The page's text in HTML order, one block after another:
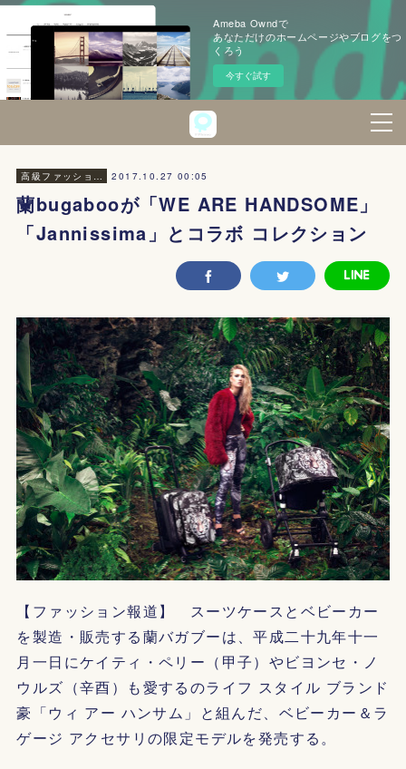
Ameba Owndで
あなただけのホームページやブログをつ
くろう
今すぐ試す
高級ファッション・美容 2017.10.27 00:05
蘭bugabooが「WE ARE HANDSOME」
「Jannissima」とコラボ コレクション
【ファッション報道】 スーツケースとベビーカー
を製造・販売する蘭バガブーは、平成二十九年十一
月一日にケイティ・ペリー（甲子）やビヨンセ・ノ
ウルズ（辛酉）も愛するのライフ スタイル ブランド
豪「ウィ アー ハンサム」と組んだ、ベビーカー＆ラ
ゲージ アクセサリの限定モデルを発売する。